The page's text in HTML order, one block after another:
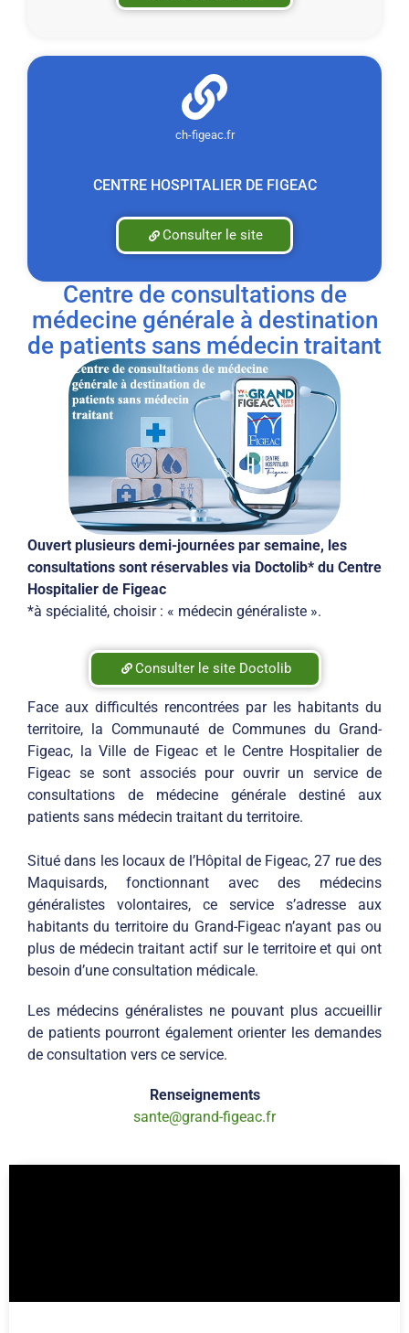
ch-figeac.fr
CENTRE HOSPITALIER DE FIGEAC
Consulter le site
centre de consultations de
médecine générale à destination
de patients sans médecin traitant
Ouvert plusieurs demi-journées par semaine, les
consultations sont réservables via Doctolib* du Centre
Hospitalier de Figeac
*à spécialité, choisir : « médecin généraliste ».
Consulter le site Doctolib
Face aux difficultés rencontrées par les habitants du
territoire, la Communauté de Communes du Grand-
Figeac, la Ville de Figeac et le Centre Hospitalier de
Figeac se sont associés pour ouvrir un service de
consultations de médecine générale destiné aux
patients sans médecin traitant du territoire.
Situé dans les locaux de l’Hôpital de Figeac, 27 rue des
Maquisards, fonctionnant avec des médecins
généralistes volontaires, ce service s’adresse aux
habitants du territoire du Grand-Figeac n’ayant pas ou
plus de médecin traitant actif sur le territoire et qui ont
besoin d’une consultation médicale.
Les médecins généralistes ne pouvant plus accueillir
de patients pourront également orienter les demandes
de consultation vers ce service.
Renseignements
sante@grand-figeac.fr